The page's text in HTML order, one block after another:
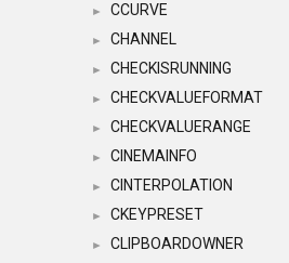
► CCURVE
► CHANNEL
► CHECKISRUNNING
► CHECKVALUEFORMAT
► CHECKVALUERANGE
► CINEMAINFO
► CINTERPOLATION
► CKEYPRESET
► CLIPBOARDOWNER